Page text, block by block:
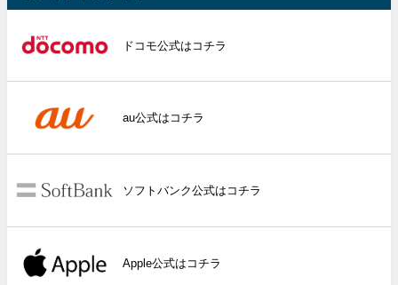
ドコモ公式はコチラ
au公式はコチラ
ソフトバンク公式はコチラ
Apple公式はコチラ